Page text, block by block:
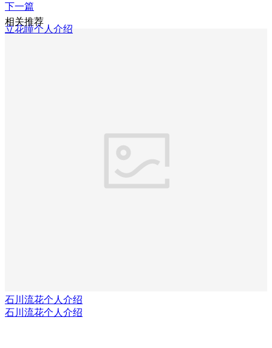
下一篇
立花瞳个人介绍
相关推荐
石川流花个人介绍
石川流花个人介绍